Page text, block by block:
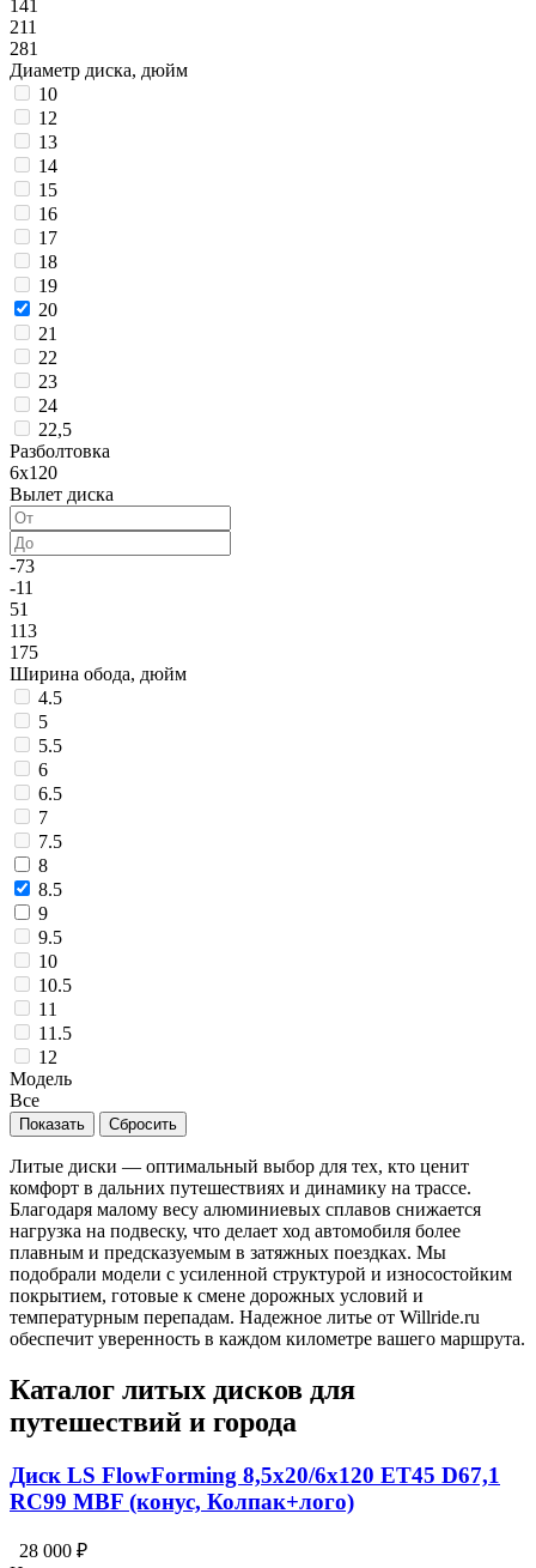
141
211
281
Диаметр диска, дюйм
10
12
13
14
15
16
17
18
19
20
21
22
23
24
22,5
Разболтовка
6x120
Вылет диска
-73
-11
51
113
175
Ширина обода, дюйм
4.5
5
5.5
6
6.5
7
7.5
8
8.5
9
9.5
10
10.5
11
11.5
12
Модель
Все
Литые диски — оптимальный выбор для тех, кто ценит
комфорт в дальних путешествиях и динамику на трассе.
Благодаря малому весу алюминиевых сплавов снижается
нагрузка на подвеску, что делает ход автомобиля более
плавным и предсказуемым в затяжных поездках. Мы
подобрали модели с усиленной структурой и износостойким
покрытием, готовые к смене дорожных условий и
температурным перепадам. Надежное литье от Willride.ru
обеспечит уверенность в каждом километре вашего маршрута.
Каталог литых дисков для
путешествий и города
Диск LS FlowForming 8,5x20/6x120 ET45 D67,1
RC99 MBF (конус, Колпак+лого)
28 000 ₽